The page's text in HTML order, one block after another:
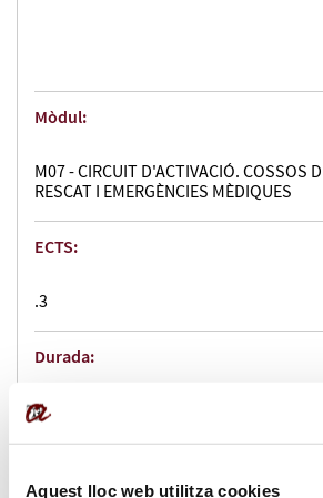
Aquest lloc web utilitza cookies
Mòdul:
M07 - CIRCUIT D'ACTIVACIÓ. COSSOS
RESCAT I EMERGÈNCIES MÈDIQUES
ECTS:
.3
Durada:
3 h.